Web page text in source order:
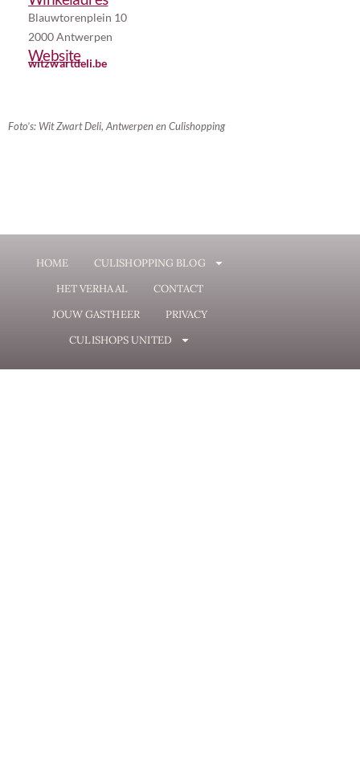
Blauwtorenplein 10
2000 Antwerpen
Website
witzwartdeli.be
Foto’s: Wit Zwart Deli, Antwerpen en Culishopping
HOME
CULISHOPPING BLOG
HET VERHAAL
CONTACT
JOUW GASTHEER
PRIVACY
CULISHOPS UNITED